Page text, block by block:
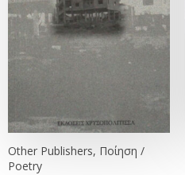
Other Publishers, Ποίηση /
Poetry